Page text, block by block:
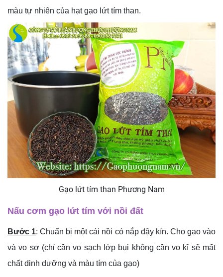
màu tự nhiên của hạt gạo lứt tím than.
Gạo lứt tím than Phương Nam
Nấu cơm gạo lứt tím với nồi đất
Bước 1: Chuẩn bị một cái nồi có nắp đậy kín. Cho gạo vào
và vo sơ (chỉ cần vo sạch lớp bụi không cần vo kĩ sẽ mất
chất dinh dưỡng và màu tím của gạo)